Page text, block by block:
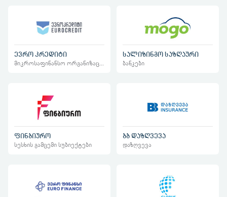
ევრო კრედიტი სალიზინგო საზღაური
ბანკები
ფინბიურო
სესხის გამცემი სუბიექტები
ბბ დაზღვევა
დაზღვევა